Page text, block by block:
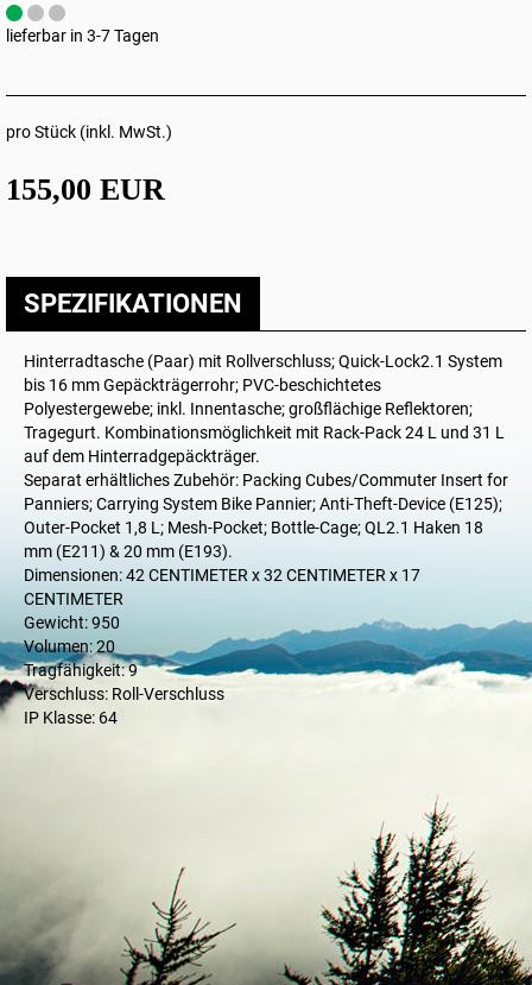
lieferbar in 3-7 Tagen
pro Stück (inkl. MwSt.)
155,00 EUR
SPEZIFIKATIONEN
Hinterradtasche (Paar) mit Rollverschluss; Quick-Lock2.1 System
bis 16 mm Gepäckträgerrohr; PVC-beschichtetes
Polyestergewebe; inkl. Innentasche; großflächige Reflektoren;
Tragegurt. Kombinationsmöglichkeit mit Rack-Pack 24 L und 31 L
auf dem Hinterradgepäckträger.
Separat erhältliches Zubehör: Packing Cubes/Commuter Insert for
Panniers; Carrying System Bike Pannier; Anti-Theft-Device (E125);
Outer-Pocket 1,8 L; Mesh-Pocket; Bottle-Cage; QL2.1 Haken 18
mm (E211) & 20 mm (E193).
Dimensionen: 42 CENTIMETER x 32 CENTIMETER x 17
CENTIMETER
Gewicht: 950
Volumen: 20
Tragfähigkeit: 9
Verschluss: Roll-Verschluss
IP Klasse: 64